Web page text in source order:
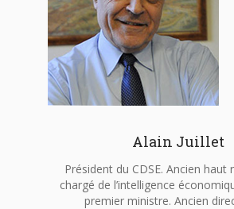
Alain Juillet
Président du CDSE. Ancien haut
chargé de l’intelligence
premier ministre. Ancien